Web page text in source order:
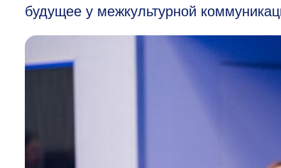
будущее у межкультурной